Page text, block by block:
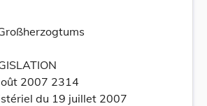
2007 2314
du 19 juillet 2007